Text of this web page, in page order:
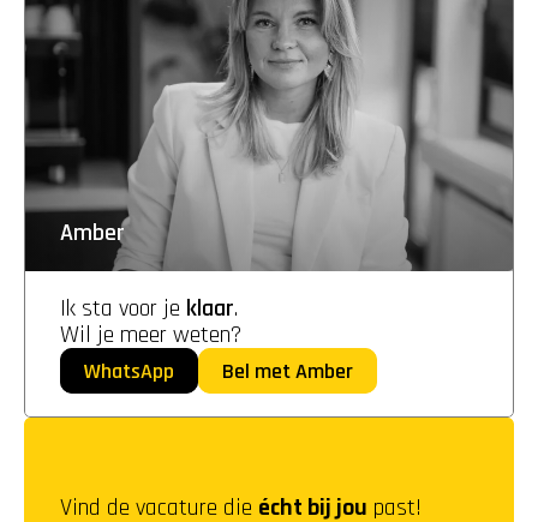
Amber
Ik sta voor je klaar.
Wil je meer weten?
WhatsApp Bel met Amber
Vind de vacature die écht bij jou past!